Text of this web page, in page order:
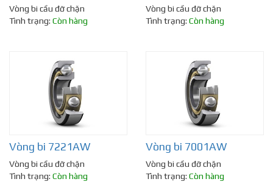
Vòng bi cầu đỡ chặn
Tình trạng: Còn hàng
Vòng bi cầu đỡ chặn
Tình trạng: Còn hàng
Vòng bi 7221AW
Vòng bi cầu đỡ chặn
Tình trạng: Còn hàng
Vòng bi 7001AW
Vòng bi cầu đỡ chặn
Tình trạng: Còn hàng